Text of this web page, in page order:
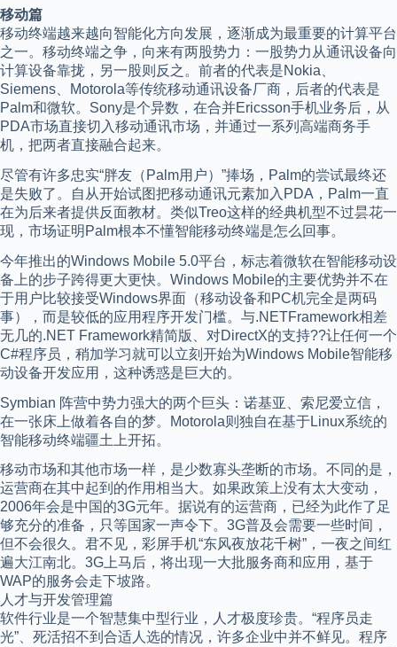
移动篇
移动终端越来越向智能化方向发展，逐渐成为最重要的计算平台
之一。移动终端之争，向来有两股势力：一股势力从通讯设备向
计算设备靠拢，另一股则反之。前者的代表是Nokia、
Siemens、Motorola等传统移动通讯设备厂商，后者的代表是
Palm和微软。Sony是个异数，在合并Ericsson手机业务后，从
PDA市场直接切入移动通讯市场，并通过一系列高端商务手
机，把两者直接融合起来。
尽管有许多忠实“胖友（Palm用户）”捧场，Palm的尝试最终还
是失败了。自从开始试图把移动通讯元素加入PDA，Palm一直
在为后来者提供反面教材。类似Treo这样的经典机型不过昙花一
现，市场证明Palm根本不懂智能移动终端是怎么回事。
今年推出的Windows Mobile 5.0平台，标志着微软在智能移动设
备上的步子跨得更大更快。Windows Mobile的主要优势并不在
于用户比较接受Windows界面（移动设备和PC机完全是两码
事），而是较低的应用程序开发门槛。与.NETFramework相差
无几的.NET Framework精简版、对DirectX的支持??让任何一个
C#程序员，稍加学习就可以立刻开始为Windows Mobile智能移
动设备开发应用，这种诱惑是巨大的。
Symbian 阵营中势力强大的两个巨头：诺基亚、索尼爱立信，
在一张床上做着各自的梦。Motorola则独自在基于Linux系统的
智能移动终端疆土上开拓。
移动市场和其他市场一样，是少数寡头垄断的市场。不同的是，
运营商在其中起到的作用相当大。如果政策上没有太大变动，
2006年会是中国的3G元年。据说有的运营商，已经为此作了足
够充分的准备，只等国家一声令下。3G普及会需要一些时间，
但不会很久。君不见，彩屏手机“东风夜放花千树”，一夜之间红
遍大江南北。3G上马后，将出现一大批服务商和应用，基于
WAP的服务会走下坡路。
人才与开发管理篇
软件行业是一个智慧集中型行业，人才极度珍贵。“程序员走
光”、死活招不到合适人选的情况，许多企业中并不鲜见。程序